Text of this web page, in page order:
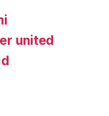
united